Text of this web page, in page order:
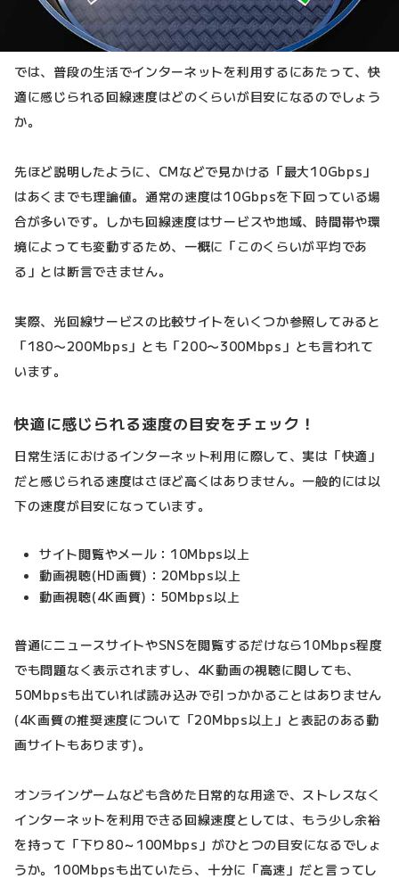
では、普段の生活でインターネットを利用するにあたって、快
適に感じられる回線速度はどのくらいが目安になるのでしょう
か。
先ほど説明したように、CMなどで見かける「最大10Gbps」
はあくまでも理論値。通常の速度は10Gbpsを下回っている場
合が多いです。しかも回線速度はサービスや地域、時間帯や環
境によっても変動するため、一概に「このくらいが平均であ
る」とは断言できません。
実際、光回線サービスの比較サイトをいくつか参照してみると
「180〜200Mbps」とも「200〜300Mbps」とも言われて
います。
快適に感じられる速度の目安をチェック！
日常生活におけるインターネット利用に際して、実は「快適」
だと感じられる速度はさほど高くはありません。一般的には以
下の速度が目安になっています。
サイト閲覧やメール：10Mbps以上
動画視聴(HD画質)：20Mbps以上
動画視聴(4K画質)：50Mbps以上
普通にニュースサイトやSNSを閲覧するだけなら10Mbps程度
でも問題なく表示されますし、4K動画の視聴に関しても、
50Mbpsも出ていれば読み込みで引っかかることはありません
(4K画質の推奨速度について「20Mbps以上」と表記のある動
画サイトもあります)。
オンラインゲームなども含めた日常的な用途で、ストレスなく
インターネットを利用できる回線速度としては、もう少し余裕
を持って「下り80～100Mbps」がひとつの目安になるでしょ
うか。100Mbpsも出ていたら、十分に「高速」だと言ってし